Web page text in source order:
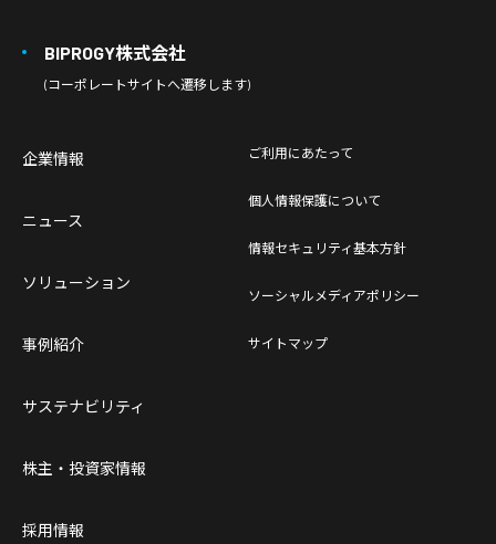
BIPROGY株式会社
(コーポレートサイトへ遷移します)
企業情報
ニュース
ソリューション
事例紹介
サステナビリティ
株主・投資家情報
採用情報
ご利用にあたって
個人情報保護について
情報セキュリティ基本方針
ソーシャルメディアポリシー
サイトマップ